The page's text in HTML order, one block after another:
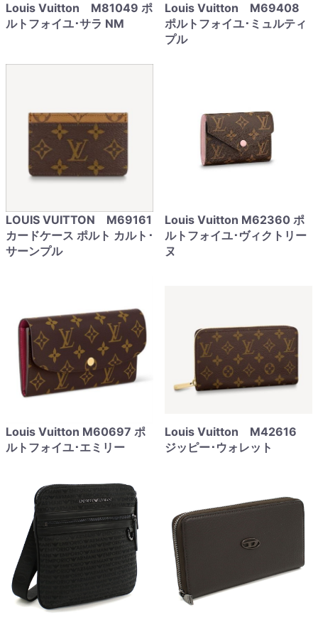
Louis Vuitton M81049 ポ
ルトフォイユ･サラ NM
Louis Vuitton M69408
ポルトフォイユ･ミュルティ
プル
LOUIS VUITTON M69161
カードケース ポルト カルト･
サーンプル
Louis Vuitton M62360 ポ
ルトフォイユ･ヴィクトリー
ヌ
Louis Vuitton M60697 ポ
ルトフォイユ･エミリー
Louis Vuitton M42616
ジッピー･ウォレット